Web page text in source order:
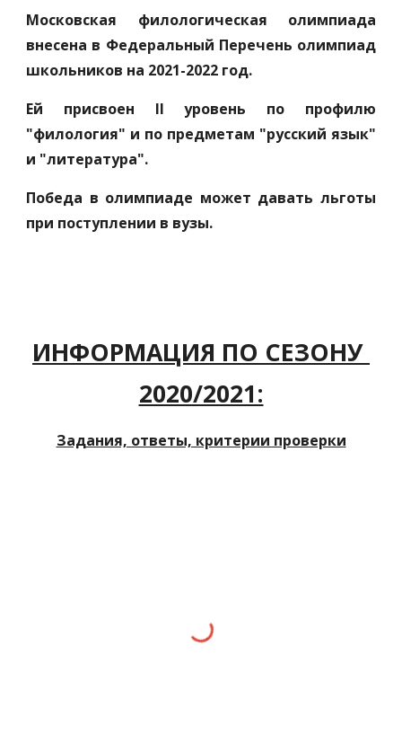
Московская филологическая олимпиада
внесена в Федеральный Перечень олимпиад
школьников на 2021-2022 год.
Ей присвоен II уровень по профилю
"филология" и по предметам "русский язык"
и "литература".
Победа в олимпиаде может давать льготы
при поступлении в вузы.
ИНФОРМАЦИЯ ПО СЕЗОНУ
2020/2021:
Задания, ответы, критерии проверки